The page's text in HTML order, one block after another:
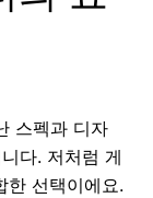
스펙과 디자
다. 저처럼 게
한 선택이에요.